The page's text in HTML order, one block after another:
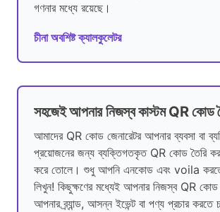
গণনার মধ্যে রয়েছে।
চীনা অবশিষ্ট ক্যালকুলেটর
সহজেই আপনার নিজস্ব কাস্টম QR কোড
আমাদের QR কোড জেনারেটর আপনার ব্যবসা বা
প্রয়োজনের জন্য ব্যক্তিগতকৃত QR কোড তৈরি
করে তোলে। শুধু আপনি এনকোড এবং voila
লিখুন! কিছুক্ষণের মধ্যেই আপনার নিজস্ব QR
আপনার ব্র্যান্ড, আসন্ন ইভেন্ট বা পণ্য প্রচার করতে